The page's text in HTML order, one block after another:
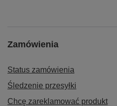
Zamówienia
Status zamówienia
Śledzenie przesyłki
Chcę zareklamować produkt